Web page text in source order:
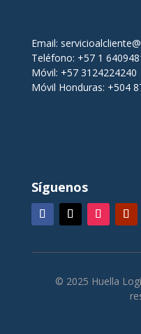
Email:
Teléfono: +57 1
Móvil: +57 3124224240
Móvil Honduras: +504
Síguenos
© 2025 Huella